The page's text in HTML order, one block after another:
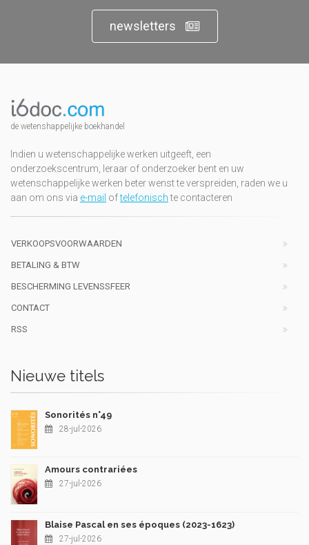
newsletters
de wetenshappelijke boekhandel
Indien u wetenschappelijke werken uitgeeft, een
onderzoekscentrum, leraar of onderzoeker bent en uw
wetenschappelijke werken beter wenst te verspreiden, raden we u
aan om ons via e-mail oftelefonischte contacteren
VERKOOPSVOORWAARDEN
BETALING & BTW
BESCHERMING LEVENSSFEER
CONTACT
RSS
Nieuwe titels
Sonorités n°49
28-jul-2026
Amours contrariées
27-jul-2026
Blaise Pascal en ses époques (2023-1623)
27-jul-2026